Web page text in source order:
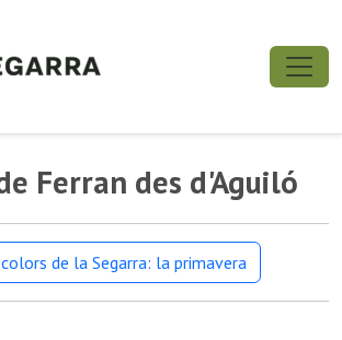
Ferran des d'Aguiló
de la Segarra: la primavera